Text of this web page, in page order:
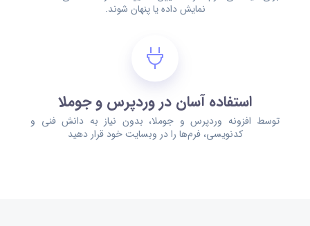
نمایش داده یا پنهان شوند.
استفاده آسان در وردپرس و جوملا
توسط افزونه وردپرس و جوملا، بدون نیاز به دانش فنی و
کدنویسی، فرم‌ها را در وبسایت خود قرار دهید